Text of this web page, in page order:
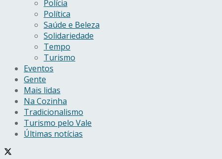
Polícia
Política
Saúde e Beleza
Solidariedade
Tempo
Turismo
Eventos
Gente
Mais lidas
Na Cozinha
Tradicionalismo
Turismo pelo Vale
Últimas notícias